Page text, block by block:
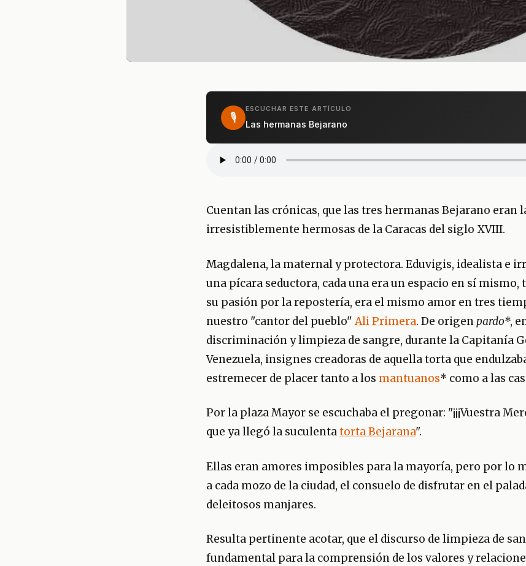
🎙
ESCUCHAR ESTE ARTÍCULO
Las hermanas Bejarano
Cuentan las crónicas, que las tres hermanas Bejarano eran
irresistiblemente hermosas de la Caracas del siglo XVIII.
Magdalena, la maternal y protectora. Eduvigis, idealista e
una pícara seductora, cada una era un espacio en sí
su pasión por la repostería, era el mismo amor en tres
nuestro "cantor del pueblo"Ali Primera. De origenpardo*,
discriminación y limpieza de sangre, durante la Capitanía
Venezuela, insignes creadoras de aquella torta que
estremecer de placer tanto a los mantuanos* como a las
Por la plaza Mayor se escuchaba el pregonar: "¡¡¡Vuestra
que ya llegó la suculentatorta Bejarana".
Ellas eran amores imposibles para la mayoría, pero por lo
a cada mozo de la ciudad, el consuelo de disfrutar en el
deleitosos manjares.
Resulta pertinente acotar, que el discurso de limpieza de
fundamental para la comprensión de los valores y